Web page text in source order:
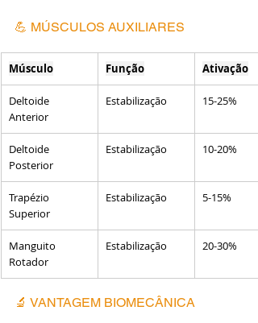
💪 MÚSCULOS AUXILIARES
Músculo Função Ativação
Deltoide
Anterior
Estabilização 15-25%
Deltoide
Posterior
Estabilização 10-20%
Trapézio
Superior
Estabilização 5-15%
Manguito
Rotador
Estabilização 20-30%
🔬 VANTAGEM BIOMECÂNICA